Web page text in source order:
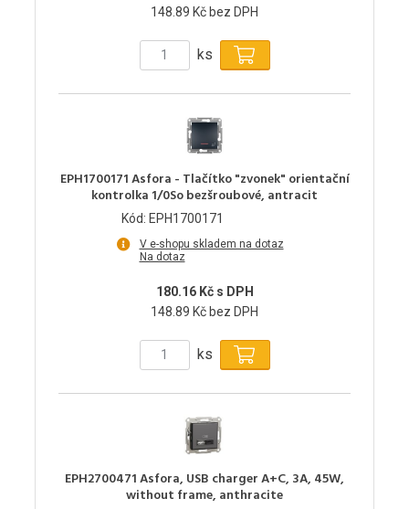
148.89 Kč bez DPH
ks
EPH1700171 Asfora - Tlačítko "zvonek" orientační
kontrolka 1/0So bezšroubové, antracit
Kód: EPH1700171
V e-shopu skladem na dotaz
Na dotaz
180.16 Kč s DPH
148.89 Kč bez DPH
ks
EPH2700471 Asfora, USB charger A+C, 3A, 45W,
without frame, anthracite